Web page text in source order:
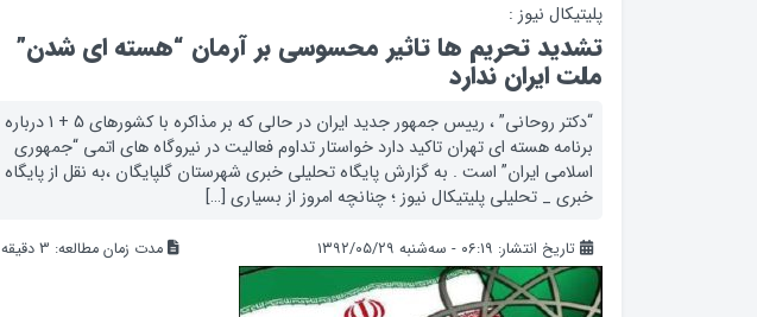
پلیتیکال نیوز :
تشدید تحریم ها تاثیر محسوسی بر آرمان “هسته ای شدن”
ملت ایران ندارد
“دکتر روحانی” ، رییس جمهور جدید ایران در حالی که بر مذاکره با کشورهای 5 + 1 درباره
برنامه هسته ای تهران تاکید دارد خواستار تداوم فعالیت در نیروگاه های اتمی “جمهوری
اسلامی ایران” است . به گزارش پایگاه تحلیلی خبری شهرستان گلپایگان ،به نقل از پایگاه
خبری _ تحلیلی پلیتیکال نیوز ؛ چنانچه امروز از بسیاری […]
تاریخ انتشار: ۰۶:۱۹ - سه‌شنبه ۱۳۹۲/۰۵/۲۹ مدت زمان مطالعه: 3 دقیقه